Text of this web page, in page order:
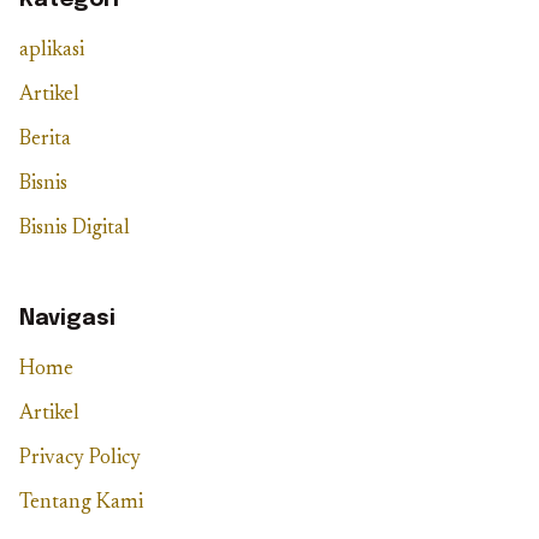
aplikasi
Artikel
Berita
Bisnis
Bisnis Digital
Navigasi
Home
Artikel
Privacy Policy
Tentang Kami